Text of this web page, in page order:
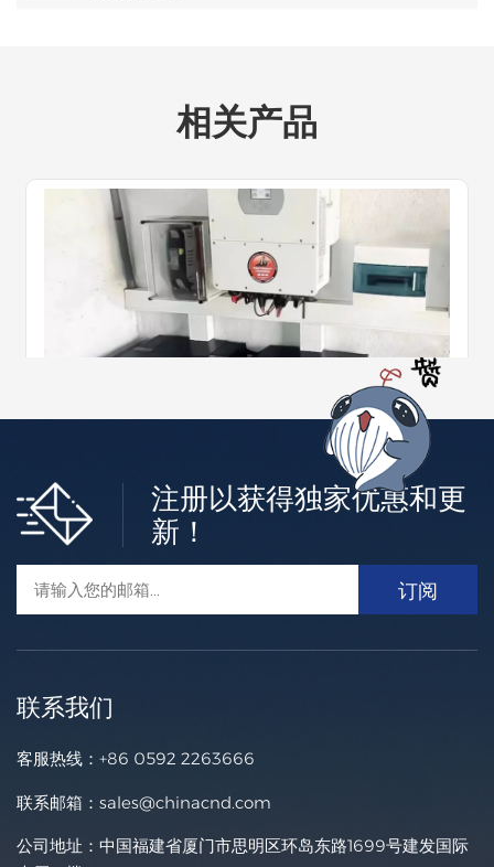
相关产品
低压住宅ESS
电池让您具有更绿色的家庭生活方式。 您只需连接现有的光
伏系统或安装带有混合逆变器的新光伏系统即可立即实现能
注册以获得独家优惠和更
新！
联系我们
客服热线： +86 0592 2263666
联系邮箱： sales@chinacnd.com
公司地址：中国福建省厦门市思明区环岛东路1699号建发国际